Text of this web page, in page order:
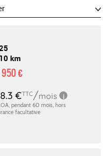
km
€